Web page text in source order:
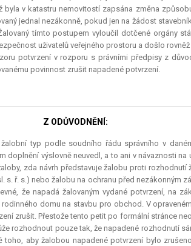
byla v katastru nemovitostí zapsána změna
jednal nezákonně, pokud jen na žádost
tímto postupem vyloučil dotčené orgány
uživatelů veřejného prostoru a došlo
potvrzení v rozporu s právními předpisy z
povinnost zrušit napadené potvrzení.
Z ODŮVODNĚNÍ:
typ podle soudního řádu správního v
doplnění výslovně neuvedl, a to ani v návaznosti
zda návrh představuje žalobu proti rozhodnutí
s. ř. s.) nebo žalobu na ochranu před nezákonným
že napadá žalovaným vydané potvrzení, na
domu na stavbu pro obchod. V
zrušit. Přestože tentopetit po formální stránce
rozhodnout pouze tak, že napadené rozhodnutí
toho, aby žalobou napadené potvrzení bylo